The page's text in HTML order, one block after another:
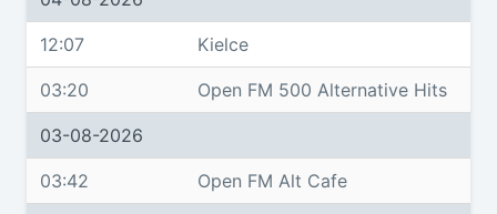
12:07 Kielce
03:20 Open FM 500 Alternative Hits
03-08-2026
03:42 Open FM Alt Cafe